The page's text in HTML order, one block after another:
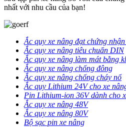
nhất với nhu cầu của bạn!
Ắc quy xe nâng đạt chứng
Ắc quy xe nâng tiêu chuẩn DIN
Ắc quy xe nâng làm mát bằng
Ắc quy xe nâng chống đông
Ắc quy xe nâng chống cháy nổ
Ắc quy Lithium 24V cho xe
Pin Lithium-ion 36V dành cho
Ắc quy xe nâng 48V
Ắc quy xe nâng 80V
Bộ sạc pin xe nâng